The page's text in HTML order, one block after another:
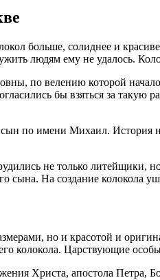
больше, солиднее и
людям ему не удалось.
по велению которой
бы взяться за
по имени Михаил.
не только
На создание колокола
но и красотой и
колокола. Царствующие
Христа, апостола